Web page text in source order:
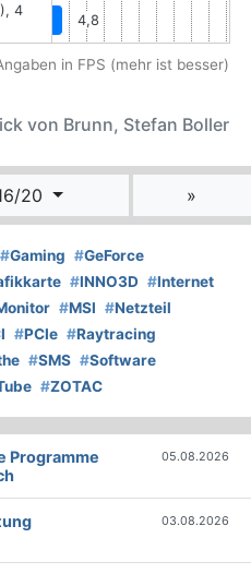
4
4,8
in FPS (mehr ist besser)
von Brunn, Stefan Boller
20 »
#Gaming #GeForce
#INNO3D #Internet
#MSI #Netzteil
#PCIe #Raytracing
#SMS #Software
#ZOTAC
Programme
05.08.2026
03.08.2026